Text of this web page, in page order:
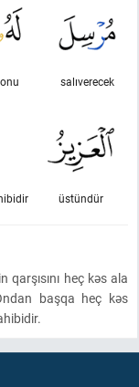
salıverecek
onu
üstündür
heç kəs ala
başqa heç kəs